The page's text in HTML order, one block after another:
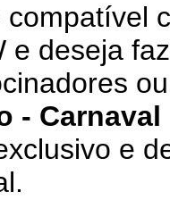
compatível
e deseja
- Carnaval
e